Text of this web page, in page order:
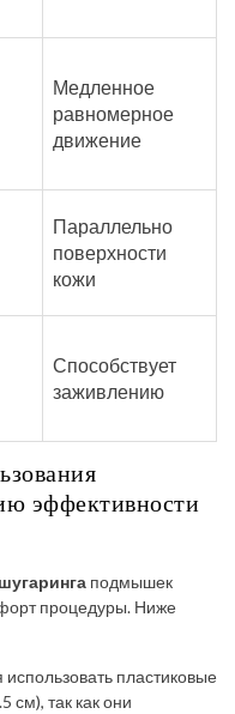
Медленное
равномерное
движение
Параллельно
поверхности
кожи
Способствует
заживлению
эффективности
подмышек
процедуры. Ниже
пластиковые
см), так как они